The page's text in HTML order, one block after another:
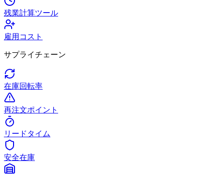
残業計算ツール
雇用コスト
サプライチェーン
在庫回転率
再注文ポイント
リードタイム
安全在庫